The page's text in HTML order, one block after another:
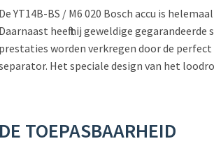
De YT14B-BS / M6 020 Bosch accu is
Daarnaast heeft hij geweldige
prestaties worden verkregen door de
Het speciale design van het
DE TOEPASBAARHEID